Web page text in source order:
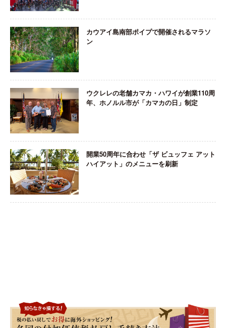
カウアイ島南部ポイプで開催されるマラソ
ン
ウクレレの老舗カマカ・ハワイが創業110周
年、ホノルル市が「カマカの日」制定
開業50周年に合わせ「ザ ビュッフェ アット
ハイアット」のメニューを刷新